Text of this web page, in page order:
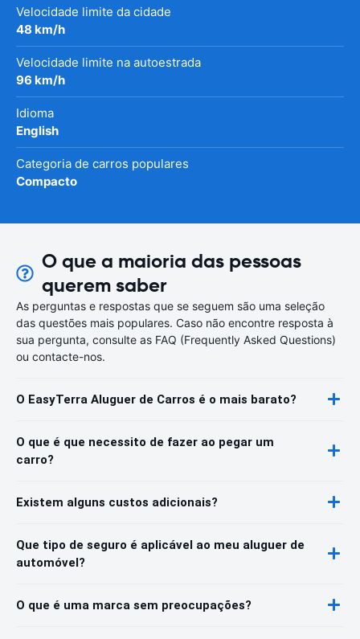
Velocidade limite da cidade
48 km/h
Velocidade limite na autoestrada
96 km/h
Idioma
English
Categoria de carros populares
Compacto
O que a maioria das pessoas
querem saber
As perguntas e respostas que se seguem são uma seleção
das questões mais populares. Caso não encontre resposta à
sua pergunta, consulte as FAQ (Frequently Asked Questions)
ou contacte-nos.
O EasyTerra Aluguer de Carros é o mais barato?
O que é que necessito de fazer ao pegar um
carro?
Existem alguns custos adicionais?
Que tipo de seguro é aplicável ao meu aluguer de
automóvel?
O que é uma marca sem preocupações?